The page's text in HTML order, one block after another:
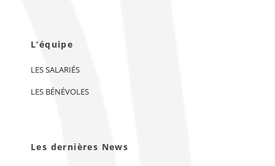
L’équipe
LES SALARIÉS
LES BÉNÉVOLES
Les dernières News